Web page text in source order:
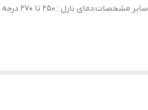
سایر مشخصات:دمای نازل : 250 تا 270 درجه دمای بد: 80 تا 110 درجه